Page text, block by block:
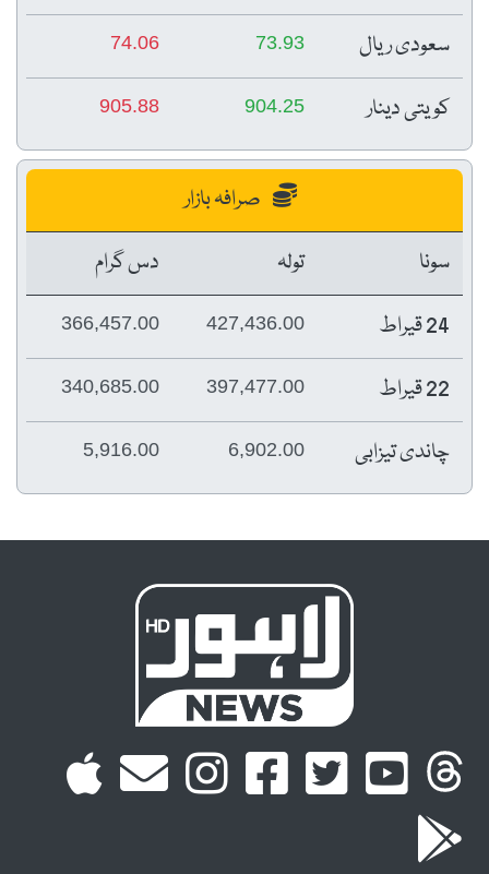
سعودی ریال 73.93
74.06
کویتی دینار 904.25
905.88
صرافہ بازار
سونا
تولہ
دس گرام
24 قیراط
427,436.00
366,457.00
22 قیراط 397,477.00
340,685.00
چاندی تیزابی 6,902.00
5,916.00